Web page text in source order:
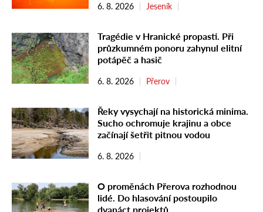
6. 8. 2026 Jeseník
Tragédie v Hranické propasti. Při
průzkumném ponoru zahynul elitní
potápěč a hasič
6. 8. 2026 Přerov
Řeky vysychají na historická minima.
Sucho ochromuje krajinu a obce
začínají šetřit pitnou vodou
6. 8. 2026
O proměnách Přerova rozhodnou
lidé. Do hlasování postoupilo
dvanáct projektů